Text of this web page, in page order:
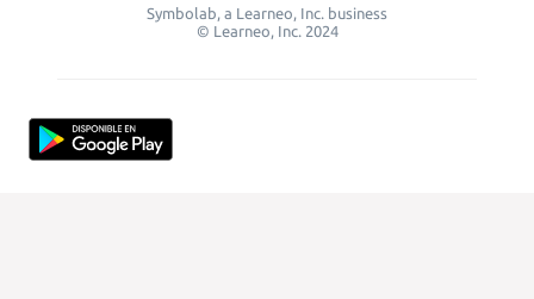
Symbolab, a Learneo, Inc. business
© Learneo, Inc. 2024